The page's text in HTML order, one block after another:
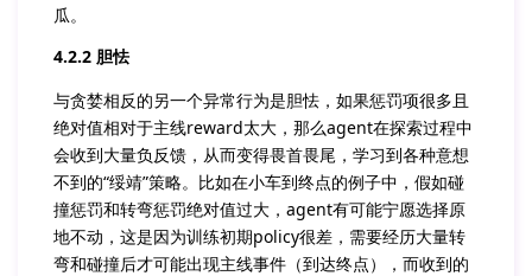
瓜。
4.2.2 胆怯
与贪婪相反的另一个异常行为是胆怯，如果惩罚项很多且
绝对值相对于主线reward太大，那么agent在探索过程中
会收到大量负反馈，从而变得畏首畏尾，学习到各种意想
不到的“绥靖”策略。比如在小车到终点的例子中，假如碰
撞惩罚和转弯惩罚绝对值过大，agent有可能宁愿选择原
地不动，这是因为训练初期policy很差，需要经历大量转
弯和碰撞后才可能出现主线事件（到达终点），而收到的